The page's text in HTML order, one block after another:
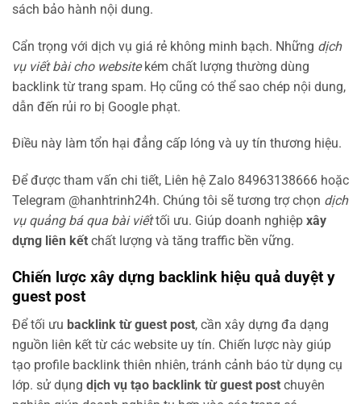
sách bảo hành nội dung.
Cẩn trọng với dịch vụ giá rẻ không minh bạch. Những dịch
vụ viết bài cho websitekém chất lượng thường dùng
backlink từ trang spam. Họ cũng có thể sao chép nội dung,
dẫn đến rủi ro bị Google phạt.
Điều này làm tổn hại đẳng cấp lóng và uy tín thương hiệu.
Để được tham vấn chi tiết, Liên hệ Zalo 84963138666 hoặc
Telegram @hanhtrinh24h. Chúng tôi sẽ tương trợ chọn dịch
vụ quảng bá qua bài viếttối ưu. Giúp doanh nghiệp xây
dựng liên kết chất lượng và tăng traffic bền vững.
Chiến lược xây dựng backlink hiệu quả duyệt y
guest post
Để tối ưu backlink từ guest post, cần xây dựng đa dạng
nguồn liên kết từ các website uy tín. Chiến lược này giúp
tạo profile backlink thiên nhiên, tránh cảnh báo từ dụng cụ
lớp. sử dụng dịch vụ tạo backlink từ guest post chuyên